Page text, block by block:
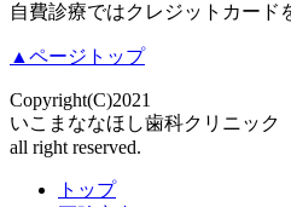
自費診療ではクレジットカード
▲ページトップ
Copyright(C)2021
いこまななほし歯科クリニック
all right reserved.
トップ